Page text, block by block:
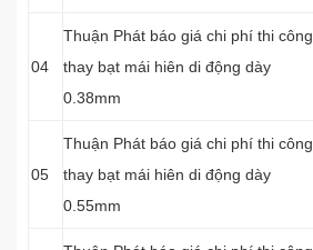
04
Thuận Phát báo giá chi phí thi công
thay bạt mái hiên di động dày
0.38mm
05
Thuận Phát báo giá chi phí thi công
thay bạt mái hiên di động dày
0.55mm